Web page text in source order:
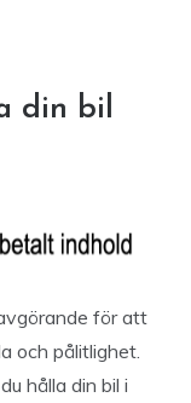
din bil
för att
och pålitlighet.
hålla din bil i